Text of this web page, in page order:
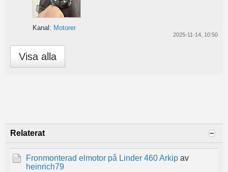
Kanal: Motorer
2025-11-14, 10:50
Visa alla
Relaterat
Fronmonterad elmotor på Linder 460 Arkip av
heinrich79